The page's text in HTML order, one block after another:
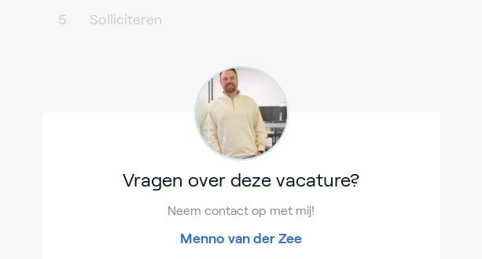
Solliciteren
Vragen over deze vacature?
Neem contact op met mij!
Menno van der Zee